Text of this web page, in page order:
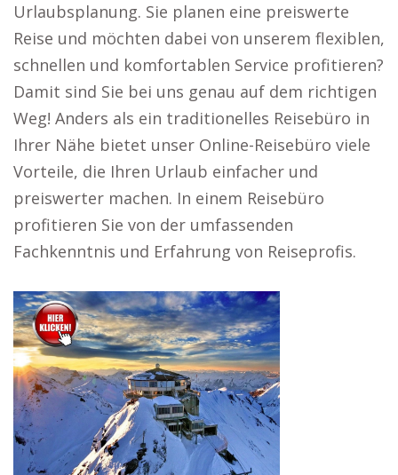
Urlaubsplanung. Sie planen eine preiswerte
Reise und möchten dabei von unserem flexiblen,
schnellen und komfortablen Service profitieren?
Damit sind Sie bei uns genau auf dem richtigen
Weg! Anders als ein traditionelles Reisebüro in
Ihrer Nähe bietet unser Online-Reisebüro viele
Vorteile, die Ihren Urlaub einfacher und
preiswerter machen. In einem Reisebüro
profitieren Sie von der umfassenden
Fachkenntnis und Erfahrung von Reiseprofis.